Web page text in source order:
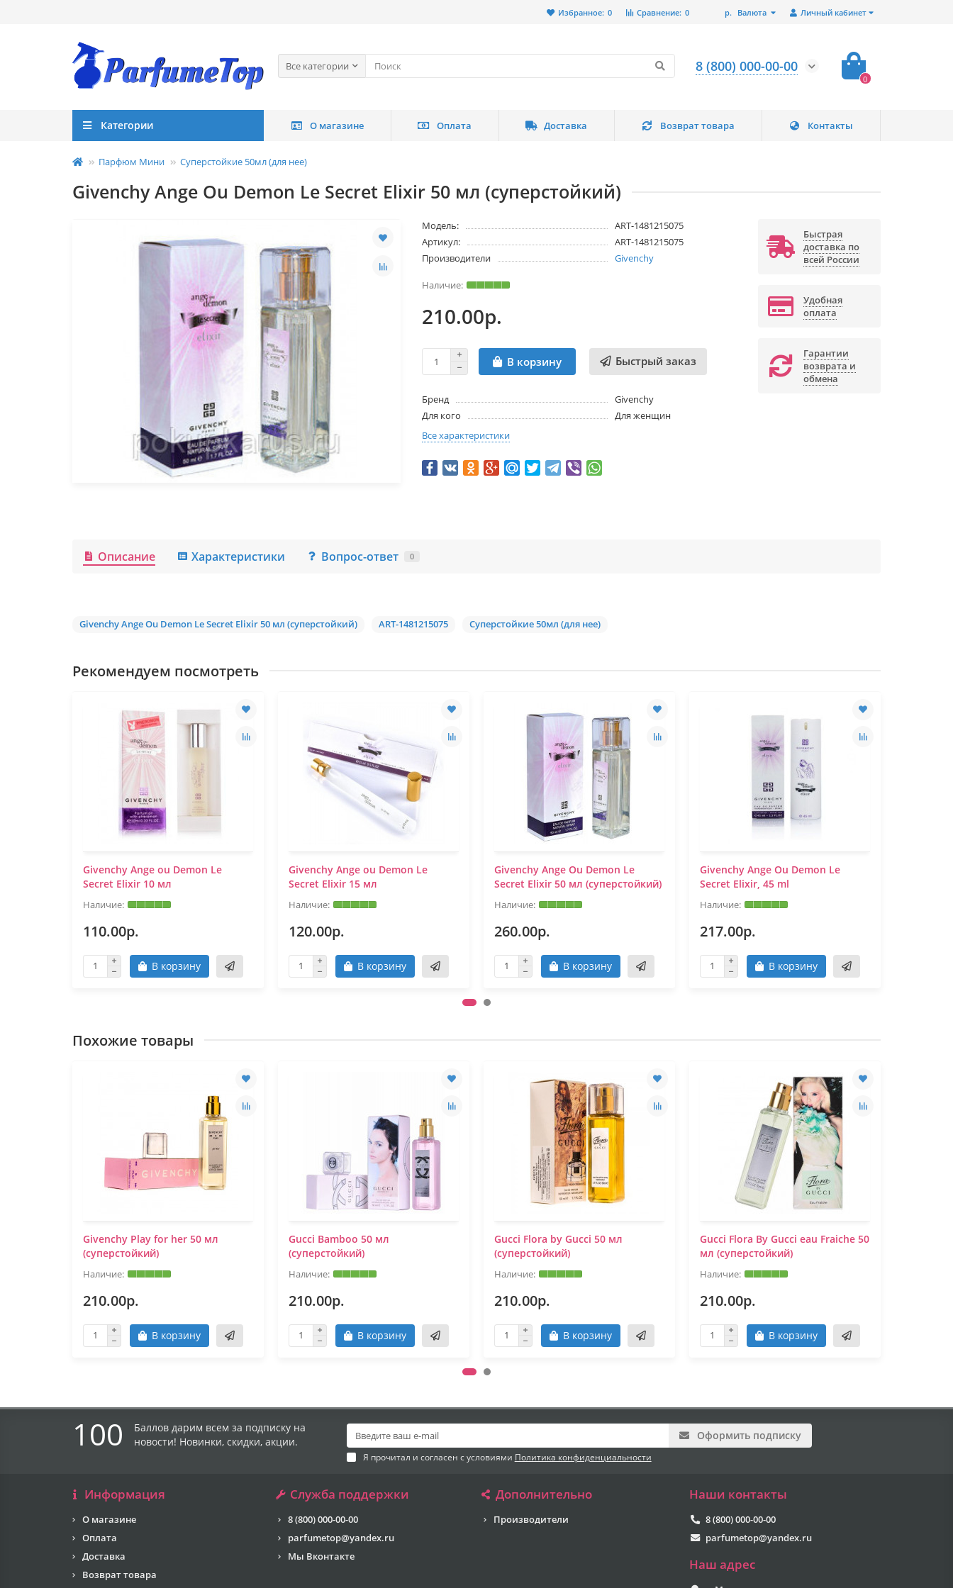
Личный кабинет
р. Валюта
Сравнение: 0
Избранное: 0
Все категории 8 (800) 000-00-00
0
Категории О магазине Оплата Доставка Возврат товара Контакты
Парфюм Мини Суперстойкие 50мл (для нее)
Givenchy Ange Ou Demon Le Secret Elixir 50 мл (суперстойкий)
Модель:
ART-1481215075
Артикул:
ART-1481215075
Производители
Givenchy
210.00р.
В корзину Быстрый заказ
Бренд
Givenchy
Для кого
Для женщин
Все характеристики
Быстрая
доставка по
всей России
Удобная
оплата
Гарантии
возврата и
обмена
Описание Характеристики Вопрос-ответ 0
Givenchy Ange Ou Demon Le Secret Elixir 50 мл (суперстойкий) ART-1481215075 Суперстойкие 50мл (для нее)
Рекомендуем посмотреть
Givenchy Ange ou Demon Le
Secret Elixir 10 мл
110.00р.
В корзину
Givenchy Ange ou Demon Le
Secret Elixir 15 мл
120.00р.
В корзину
Givenchy Ange Ou Demon Le
Secret Elixir 50 мл (суперстойкий)
260.00р.
В корзину
Givenchy Ange Ou Demon Le
Secret Elixir, 45 ml
217.00р.
В корзину
Похожие товары
Givenchy Play for her 50 мл
(суперстойкий)
210.00р.
В корзину
Gucci Bamboo 50 мл
(суперстойкий)
210.00р.
В корзину
Gucci Flora by Gucci 50 мл
(суперстойкий)
210.00р.
В корзину
Gucci Flora By Gucci eau Fraiche 50
мл (суперстойкий)
210.00р.
В корзину
100
Баллов дарим всем за подписку на
новости! Новинки, скидки, акции.
Оформить подписку
Я прочитал и согласен с условиями Политика конфиденциальности
Информация
О магазине
Оплата
Доставка
Возврат товара
Служба поддержки
8 (800) 000-00-00
parfumetop@yandex.ru
Мы Вконтакте
Дополнительно
Производители
Наши контакты
8 (800) 000-00-00
parfumetop@yandex.ru
Наш адрес